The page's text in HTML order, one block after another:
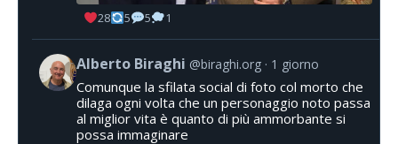
28 5 5 1
Alberto Biraghi @biraghi.org 1 giorno
Comunque la sfilata social di foto col morto che
dilaga ogni volta che un personaggio noto passa
al miglior vita è quanto di più ammorbante si
possa immaginare